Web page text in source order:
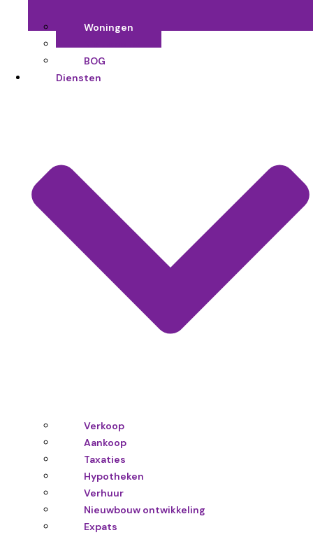
Woningen
BOG
Diensten
Verkoop
Aankoop
Taxaties
Hypotheken
Verhuur
Nieuwbouw ontwikkeling
Expats